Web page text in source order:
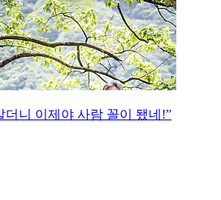
더니 이제야 사람 꼴이 됐네!”